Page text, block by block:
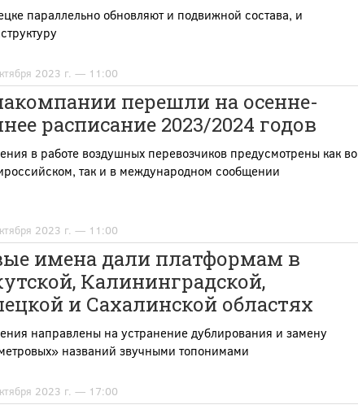
параллельно обновляют и подвижной состава, и
2023 г. — 11:00
перешли на осенне-
расписание 2023/2024 годов
в работе воздушных перевозчиков предусмотрены как во
так и в международном сообщении
2023 г. — 11:00
имена дали платформам в
Калининградской,
и Сахалинской областях
направлены на устранение дублирования и замену
названий звучными топонимами
2023 г. — 17:00